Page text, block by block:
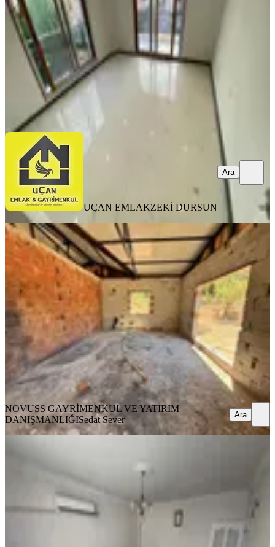
2+1
30.07.2026
13.750.000 ₺
UÇAN EMLAKZEKİ DURSUN
UÇAN EMLAKZEKİ DURSUN
Ara
BALKONLU
Novuss Gayrimenkul\\ Belenbaşı 518
M2 Arsa Üzerinde Müstakil Ev
Buca, Belenbaşı Mahallesi
2+1
· 518 m² 24.07.2026
4.800.000 ₺
NOVUSS GAYRİMENKUL VE YATIRIM
DANIŞMANLIĞI
Sedat Sever
Ara
NOVUSS GAYRİMENKUL VE YATIRIM
DANIŞMANLIĞISedat Sever Ara
Satılık Ruhsatlı Müstakil Ev
Buca, İnönü Mahallesi
2+1· · 24.07.2026